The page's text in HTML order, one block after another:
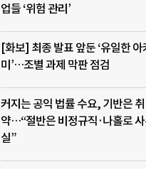
업들 ‘위험 관리’
[화보] 최종 발표 앞둔 ‘유일한 아
미’…조별 과제 막판 점검
커지는 공익 법률 수요, 기반은 취
약…“절반은 비정규직·나홀로
실”